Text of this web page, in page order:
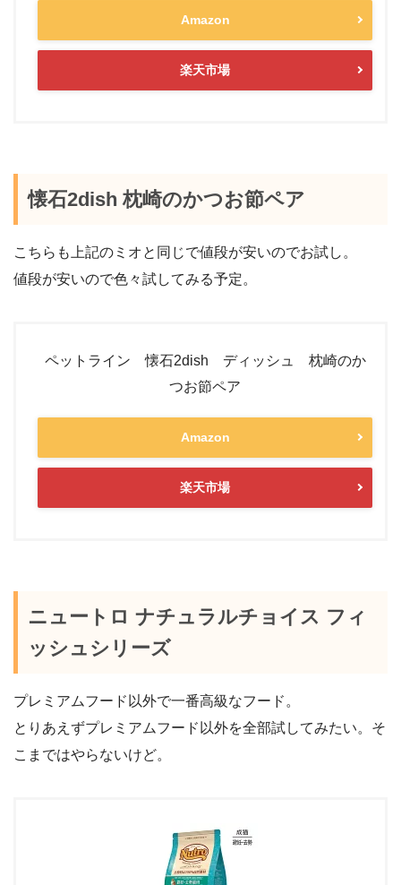
Amazon
楽天市場
懐石2dish 枕崎のかつお節ペア
こちらも上記のミオと同じで値段が安いのでお試し。
値段が安いので色々試してみる予定。
ペットライン 懐石2dish ディッシュ 枕崎のか
つお節ペア
Amazon
楽天市場
ニュートロ ナチュラルチョイス フィ
ッシュシリーズ
プレミアムフード以外で一番高級なフード。
とりあえずプレミアムフード以外を全部試してみたい。そ
こまではやらないけど。